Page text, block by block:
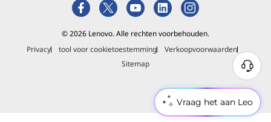
Vraag het aan Leo
© 2026 Lenovo. Alle rechten voorbehouden.
Privacy
tool voor cookietoestemming
Verkoopvoorwaarden
Sitemap